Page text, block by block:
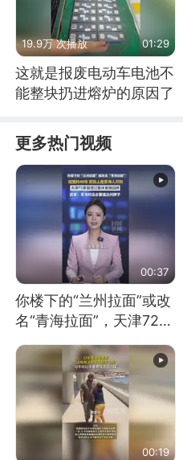
19.9万 次播放 01:29
这就是报废电动车电池不
能整块扔进熔炉的原因了
更多热门视频
00:37
你楼下的“兰州拉面”或改
名“青海拉面”，天津72家
面馆已集体更换招牌
00:19